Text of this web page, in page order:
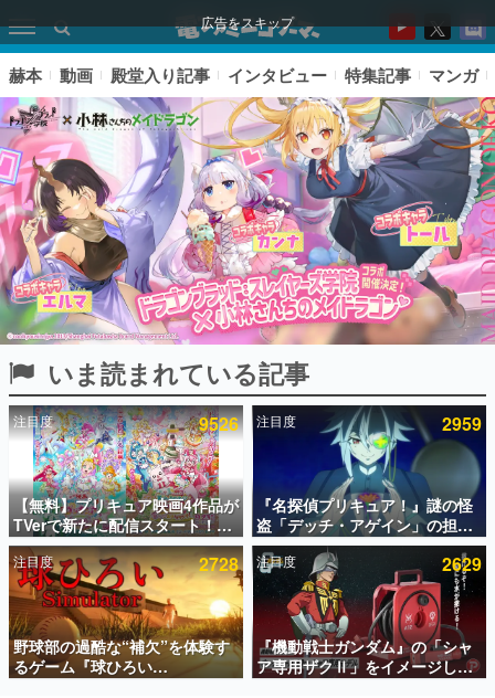
広告をスキップ
ピックアップ
電ファミのいま読まれている記事ランキング
アプリセール情報
インタビュー
連載・特集一覧
殿堂入り記事
SNS拡散数が数千以上！ ページビュー数万以上！ などな
ど。多くの人々に読まれた、電ファミ渾身の“殿堂入り”記
事をまとめました。
赫本 動画 殿堂入り記事 インタビュー 特集記事 マンガ
いま読まれている記事
注目度 9526
【無料】プリキュア映画4作品が
TVerで新たに配信スタート！な
んと2018年～2024年の映画ほぼ
すべてが見放題に、ぶっちゃけ
ありえないラインナップ
注目度 2959
『名探偵プリキュア！』謎の怪
盗「デッチ・アゲイン」の担当
キャストは天﨑滉平さんと判
明。『Re:ゼロから始める異世
界生活』オットー役、『ヒプノ
シスマイク』山田三郎役など
注目度 2728
野球部の過酷な“補欠”を体験す
るゲーム『球ひろい
Simulator』が「1件」のウィッ
注目度 2629
『機動戦士ガンダム』の「シャ
ア専用ザクⅡ」をイメージした
散水ホースリールが予約開始。